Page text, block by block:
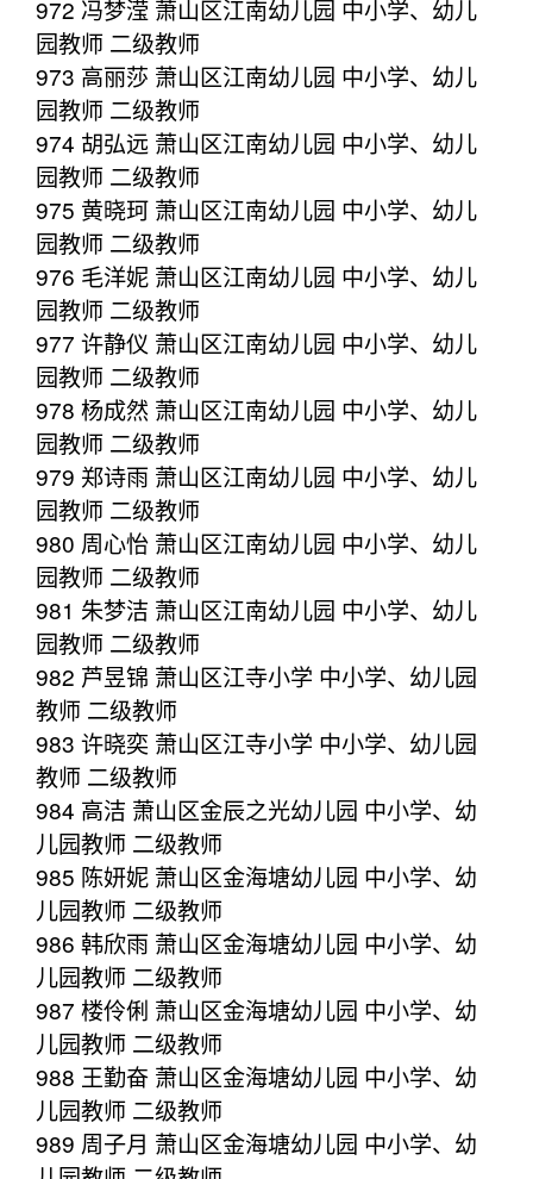
972 冯梦滢 萧山区江南幼儿园 中小学、幼儿
园教师 二级教师
973 高丽莎 萧山区江南幼儿园 中小学、幼儿
园教师 二级教师
974 胡弘远 萧山区江南幼儿园 中小学、幼儿
园教师 二级教师
975 黄晓珂 萧山区江南幼儿园 中小学、幼儿
园教师 二级教师
976 毛洋妮 萧山区江南幼儿园 中小学、幼儿
园教师 二级教师
977 许静仪 萧山区江南幼儿园 中小学、幼儿
园教师 二级教师
978 杨成然 萧山区江南幼儿园 中小学、幼儿
园教师 二级教师
979 郑诗雨 萧山区江南幼儿园 中小学、幼儿
园教师 二级教师
980 周心怡 萧山区江南幼儿园 中小学、幼儿
园教师 二级教师
981 朱梦洁 萧山区江南幼儿园 中小学、幼儿
园教师 二级教师
982 芦昱锦 萧山区江寺小学 中小学、幼儿园
教师 二级教师
983 许晓奕 萧山区江寺小学 中小学、幼儿园
教师 二级教师
984 高洁 萧山区金辰之光幼儿园 中小学、幼
儿园教师 二级教师
985 陈妍妮 萧山区金海塘幼儿园 中小学、幼
儿园教师 二级教师
986 韩欣雨 萧山区金海塘幼儿园 中小学、幼
儿园教师 二级教师
987 楼伶俐 萧山区金海塘幼儿园 中小学、幼
儿园教师 二级教师
988 王勤奋 萧山区金海塘幼儿园 中小学、幼
儿园教师 二级教师
989 周子月 萧山区金海塘幼儿园 中小学、幼